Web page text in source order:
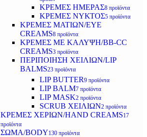
ΚΡΕΜΕΣ ΗΜΕΡΑΣ8 προϊόντα
ΚΡΕΜΕΣ ΝΥΚΤΟΣ5 προϊόντα
ΚΡΕΜΕΣ ΜΑΤΙΩΝ/EYE
CREAMS8 προϊόντα
ΚΡΕΜΕΣ ΜΕ ΚΑΛΥΨΗ/BB-CC
CREAMS3 προϊόντα
ΠΕΡΙΠΟΙΗΣΗ ΧΕΙΛΙΩΝ/LIP
BALMS23 προϊόντα
LIP BUTTER9 προϊόντα
LIP BALM7 προϊόντα
LIP MASK2 προϊόντα
SCRUB ΧΕΙΛΙΩΝ2 προϊόντα
ΚΡΕΜΕΣ ΧΕΡΙΩΝ/HAND CREAMS17
προϊόντα
ΣΩΜΑ/BODY130 προϊόντα